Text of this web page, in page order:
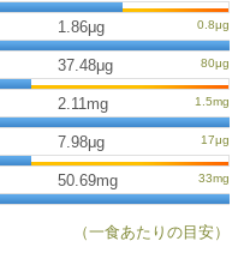
1.86μg
37.48μg
2.11mg
7.98μg
50.69mg
（一食あたりの目安）